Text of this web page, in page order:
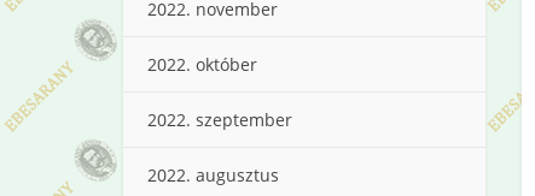
2022. november
2022. október
2022. szeptember
2022. augusztus